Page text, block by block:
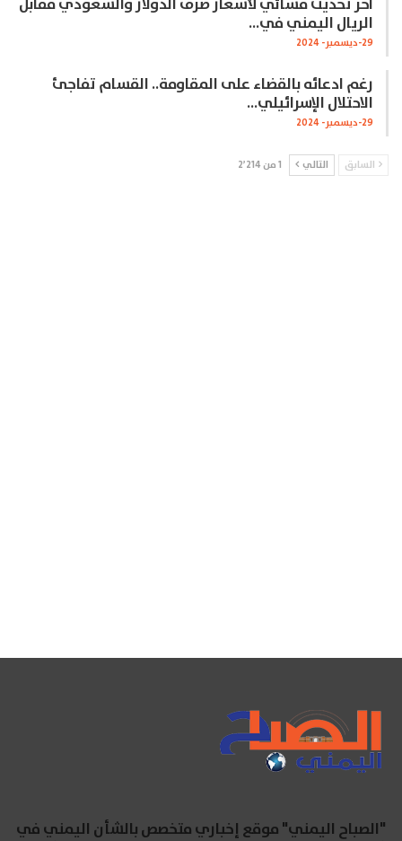
الريال اليمني في…
29-ديسمبر- 2024
رغم ادعائه بالقضاء على المقاومة.. القسام تفاجئ
الاحتلال الإسرائيلي…
29-ديسمبر- 2024
السابق التالي 1 من 2٬214
"الصباح اليمني" موقع إخباري متخصص بالشأن اليمني في